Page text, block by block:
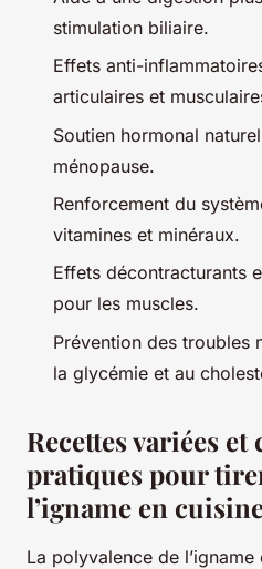
stimulation biliaire.
Effets anti-
articulaires et
Soutien hormonal
ménopause.
Renforcement du
vitamines et minéraux.
Effets décontracturants
pour les muscles.
Prévention des troubles
la glycémie et au
Recettes variées et
pratiques pour
l’igname en
La polyvalence de